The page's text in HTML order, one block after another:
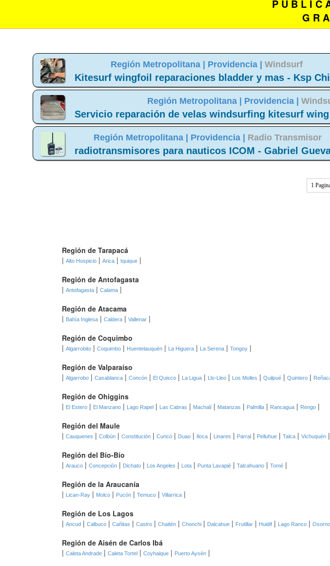
P U B L I C
G R
Región Metropolitana | Providencia | Windsurf
Kitesurf wingfoil reparaciones bladder y mas - Ksp
Región Metropolitana | Providencia |
Servicio reparación de velas windsurfing kitesurf
Región Metropolitana | Providencia | Radio Transmisor
radiotransmisores para nauticos ICOM - Gabriel
1
Región de Tarapacá
| Alto Hospicio | Arica | Iquique |
Región de Antofagasta
| Antofagasta | Calama |
Región de Atacama
| Bahía Inglesa | Caldera | Vallenar |
Región de Coquimbo
| Algarrobito | Coquimbo | Huentelauquén | La Higuera | La Serena | Tongoy |
Región de Valparaíso
| Algarrobo | Casablanca | Concón | El Quisco | La Ligua | Llo-Lleo | Los Molles | Quilpué | Quintero |
Región de Ohiggins
| El Estero | El Manzano | Lago Rapel | Las Cabras | Machalí | Matanzas | Palmilla | Rancagua | Rengo |
Región del Maule
| Cauquenes | Colbún | Constitución | Curicó | Duao | Iloca | Linares | Parral | Pelluhue | Talca | Vichuquén |
Región del Bío-Bío
| Arauco | Concepción | Dichato | Los Angeles | Lota | Punta Lavapié | Talcahuano | Tomé |
Región de la Araucanía
| Lican-Ray | Molco | Pucón | Temuco | Villarrica |
Región de Los Lagos
| Ancud | Calbuco | Cañitas | Castro | Chaitén | Chonchi | Dalcahue | Frutillar | Huidif | Lago Ranco | Osorno
Región de Aisén de Carlos Ibá
| Caleta Andrade | Caleta Tortel | Coyhaique | Puerto Aysén |